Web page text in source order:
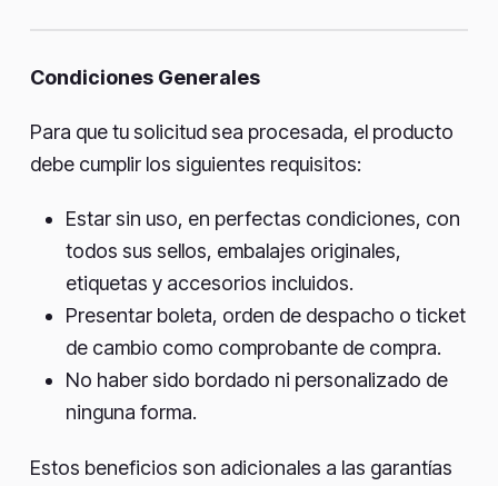
Condiciones Generales
Para que tu solicitud sea procesada, el producto
debe cumplir los siguientes requisitos:
Estar sin uso, en perfectas condiciones, con
todos sus sellos, embalajes originales,
etiquetas y accesorios incluidos.
Presentar boleta, orden de despacho o ticket
de cambio como comprobante de compra.
No haber sido bordado ni personalizado de
ninguna forma.
Estos beneficios son adicionales a las garantías